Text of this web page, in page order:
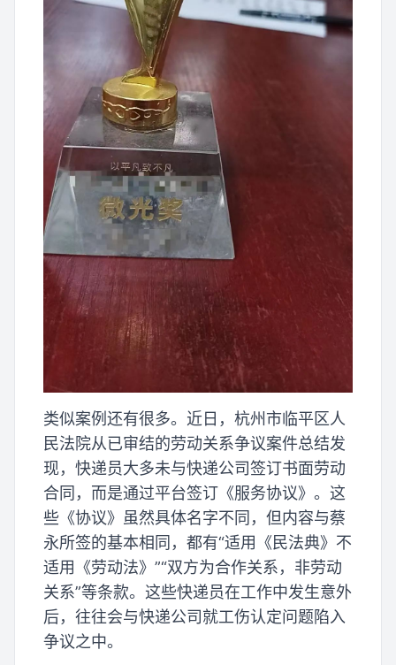
类似案例还有很多。近日，杭州市临平区人
民法院从已审结的劳动关系争议案件总结发
现，快递员大多未与快递公司签订书面劳动
合同，而是通过平台签订《服务协议》。这
些《协议》虽然具体名字不同，但内容与蔡
永所签的基本相同，都有“适用《民法典》不
适用《劳动法》”“双方为合作关系，非劳动
关系”等条款。这些快递员在工作中发生意外
后，往往会与快递公司就工伤认定问题陷入
争议之中。